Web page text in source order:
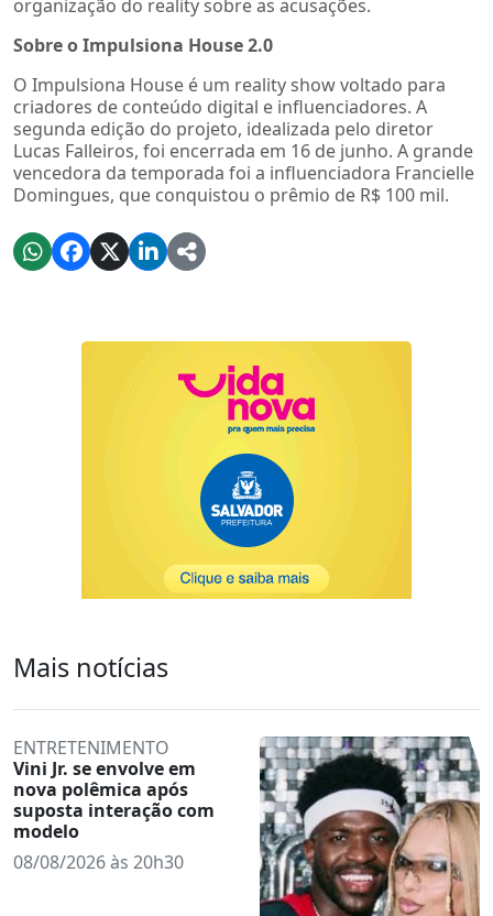
organização do reality sobre as acusações.
Sobre o Impulsiona House 2.0
O Impulsiona House é um reality show voltado para
criadores de conteúdo digital e influenciadores. A
segunda edição do projeto, idealizada pelo diretor
Lucas Falleiros, foi encerrada em 16 de junho. A grande
vencedora da temporada foi a influenciadora Francielle
Domingues, que conquistou o prêmio de R$ 100 mil.
Mais notícias
ENTRETENIMENTO
Vini Jr. se envolve em
nova polêmica após
suposta interação com
modelo
08/08/2026 às 20h30